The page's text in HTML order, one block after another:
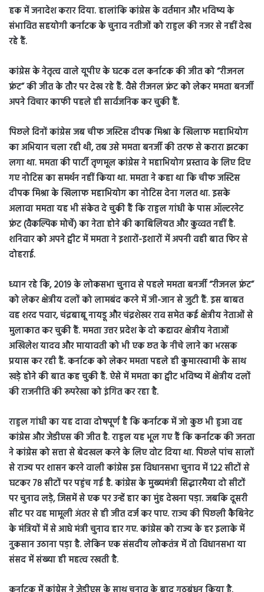
हक में जनादेश करार दिया. हालांकि कांग्रेस के वर्तमान और भविष्य के
संभावित सहयोगी कर्नाटक के चुनाव नतीजों को राहुल की नजर से नहीं देख
रहे हैं.
कांग्रेस के नेतृत्व वाले यूपीए के घटक दल कर्नाटक की जीत को “रीजनल
फ्रंट” की जीत के तौर पर देख रहे हैं. वैसे रीजनल फ्रंट को लेकर ममता बनर्जी
अपने विचार काफी पहले ही सार्वजनिक कर चुकी हैं.
पिछले दिनों कांग्रेस जब चीफ जस्टिस दीपक मिश्रा के खिलाफ महाभियोग
का अभियान चला रही थी, तब उसे ममता बनर्जी की तरफ से करारा झटका
लगा था. ममता की पार्टी तृणमूल कांग्रेस ने महाभियोग प्रस्ताव के लिए दिए
गए नोटिस का समर्थन नहीं किया था. ममता ने कहा था कि चीफ जस्टिस
दीपक मिश्रा के खिलाफ महाभियोग का नोटिस देना गलत था. इसके
अलावा ममता यह भी संकेत दे चुकी हैं कि राहुल गांधी के पास ऑल्टरनेट
फ्रंट (वैकल्पिक मोर्चे) का नेता होने की काबिलियत और कुव्वत नहीं है.
शनिवार को अपने ट्वीट में ममता ने इशारों-इशारों में अपनी वही बात फिर से
दोहराई.
ध्यान रहे कि, 2019 के लोकसभा चुनाव से पहले ममता बनर्जी “रीजनल फ्रंट”
को लेकर क्षेत्रीय दलों को लामबंद करने में जी-जान से जुटी हैं. इस बाबत
वह शरद पवार, चंद्रबाबू नायडू और चंद्रशेखर राव समेत कई क्षेत्रीय नेताओं से
मुलाकात कर चुकी हैं. ममता उत्तर प्रदेश के दो कद्दावर क्षेत्रीय नेताओं
अखिलेश यादव और मायावती को भी एक छत के नीचे लाने का भरसक
प्रयास कर रही हैं. कर्नाटक को लेकर ममता पहले ही कुमारस्वामी के साथ
खड़े होने की बात कह चुकी हैं. ऐसे में ममता का ट्वीट भविष्य में क्षेत्रीय दलों
की राजनीति की रूपरेखा को इंगित कर रहा है.
राहुल गांधी का यह दावा दोषपूर्ण है कि कर्नाटक में जो कुछ भी हुआ वह
कांग्रेस और जेडीएस की जीत है. राहुल यह भूल गए हैं कि कर्नाटक की जनता
ने कांग्रेस को सत्ता से बेदखल करने के लिए वोट दिया था. पिछले पांच सालों
से राज्य पर शासन करने वाली कांग्रेस इस विधानसभा चुनाव में 122 सीटों से
घटकर 78 सीटों पर पहुंच गई है. कांग्रेस के मुख्यमंत्री सिद्धारमैया दो सीटों
पर चुनाव लड़े, जिसमें से एक पर उन्हें हार का मुंह देखना पड़ा. जबकि दूसरी
सीट पर वह मामूली अंतर से ही जीत दर्ज कर पाए. राज्य की पिछली कैबिनेट
के मंत्रियों में से आधे मंत्री चुनाव हार गए. कांग्रेस को राज्य के हर इलाके में
नुकसान उठाना पड़ा है. लेकिन एक संसदीय लोकतंत्र में तो विधानसभा या
संसद में संख्या ही महत्व रखती है.